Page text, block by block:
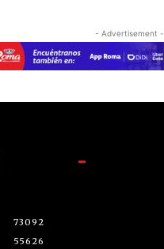
- Advertisement -
73092
55626
-